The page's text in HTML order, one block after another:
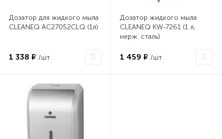
Дозатор для жидкого мыла
CLEANEQ AC27052CLQ (1л)
1 338 ₽ /шт
Дозатор жидкого мыла
CLEANEQ KW-7261 (1 л,
нерж. сталь)
1 459 ₽ /шт